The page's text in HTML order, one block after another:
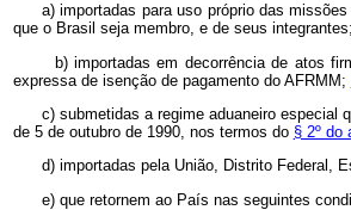
a) importadas para uso próprio das
que o Brasil seja membro, e de seus integrantes;
b) importadas em decorrência de atos
expressa de isenção de pagamento do AFRMM;
c) submetidas a regime aduaneiro especial
de 5 de outubro de 1990, nos termos do § 2º do
d) importadas pela União, Distrito Federal,
e) que retornem ao País nas seguintes